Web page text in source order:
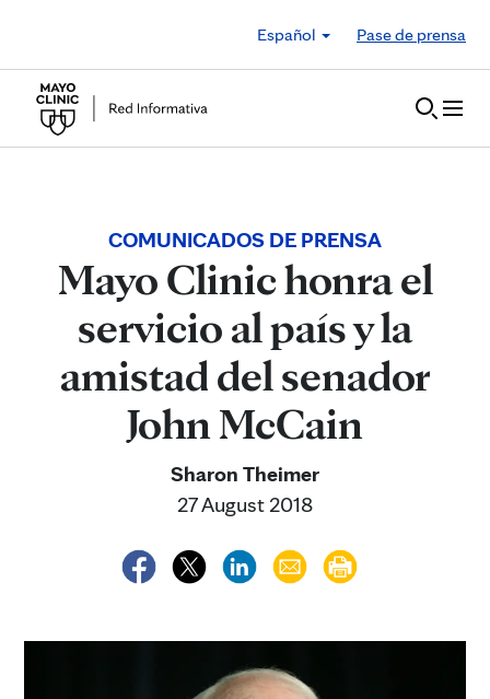
Español
Pase de prensa
COMUNICADOS DE PRENSA
Mayo Clinic honra el
servicio al país y la
amistad del senador
John McCain
Sharon Theimer
27 August 2018